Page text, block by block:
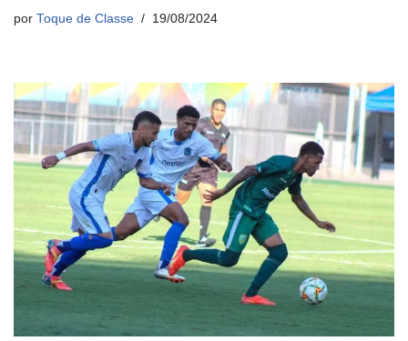
por Toque de Classe 19/08/2024